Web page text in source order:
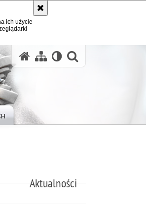
ich użycie
Aktualności